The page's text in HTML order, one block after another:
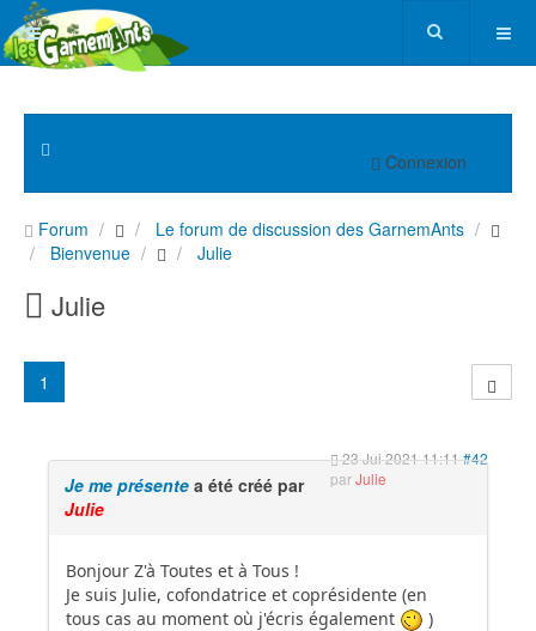
Connexion
Forum
Le forum de discussion des GarnemAnts
Bienvenue
Julie
Julie
1
23 Jui 2021 11:11#42
parJulie
Je me présente a été créé par
Julie
Bonjour Z'à Toutes et à Tous !
Je suis Julie, cofondatrice et coprésidente (en
tous cas au moment où j'écris également
)